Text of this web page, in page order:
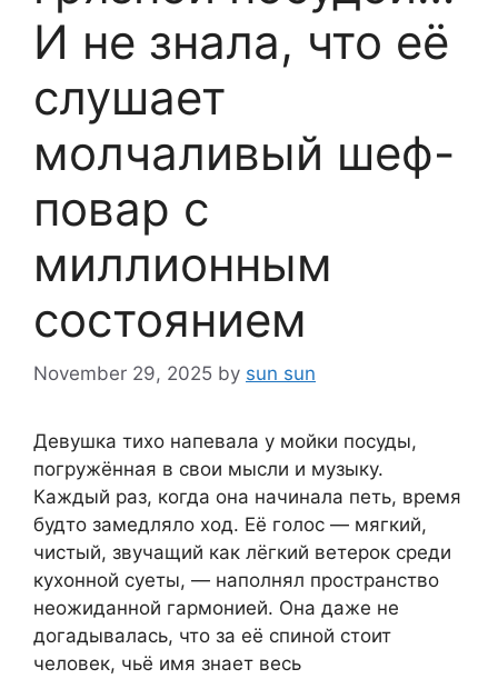
И не знала, что её
слушает
молчаливый шеф-
повар с
миллионным
состоянием
November 29, 2025 by sun sun
Девушка тихо напевала у мойки посуды,
погружённая в свои мысли и музыку.
Каждый раз, когда она начинала петь, время
будто замедляло ход. Её голос — мягкий,
чистый, звучащий как лёгкий ветерок среди
кухонной суеты, — наполнял пространство
неожиданной гармонией. Она даже не
догадывалась, что за её спиной стоит
человек, чьё имя знает весь